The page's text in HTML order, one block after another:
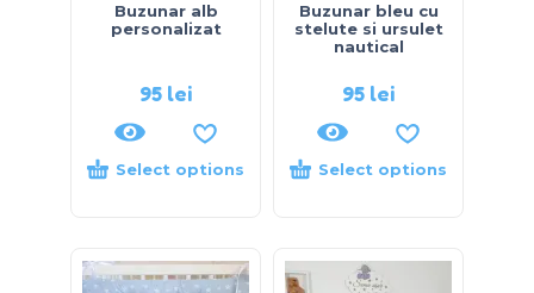
Buzunar alb
personalizat
95 lei
Select options
Buzunar bleu cu
stelute si ursulet
nautical
95 lei
Select options